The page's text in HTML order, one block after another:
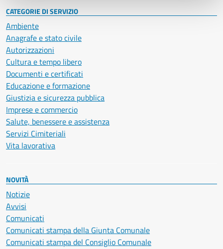
CATEGORIE DI SERVIZIO
Ambiente
Anagrafe e stato civile
Autorizzazioni
Cultura e tempo libero
Documenti e certificati
Educazione e formazione
Giustizia e sicurezza pubblica
Imprese e commercio
Salute, benessere e assistenza
Servizi Cimiteriali
Vita lavorativa
NOVITÀ
Notizie
Avvisi
Comunicati
Comunicati stampa della Giunta Comunale
Comunicati stampa del Consiglio Comunale